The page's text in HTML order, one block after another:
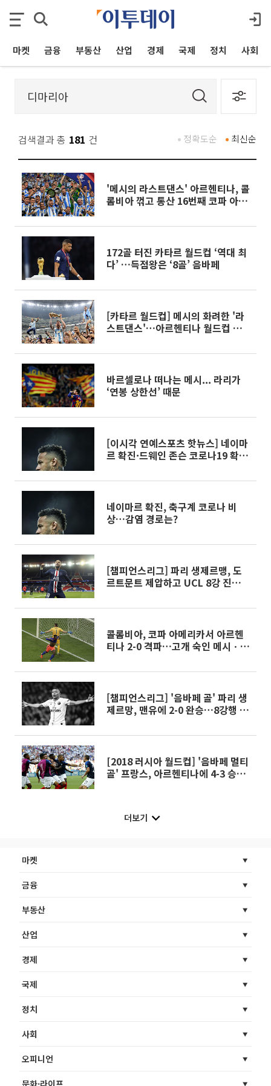
마켓 금융 부동산 산업 경제 국제 정치 사회
검색결과 총 181 건 최신순
정확도순
'메시의 라스트댄스' 아르헨티나, 콜
롬비아 꺾고 통산 16번째 코파 아메
172골 터진 카타르 월드컵 ‘역대 최
다’ …득점왕은 ‘8골’ 음바페
[카타르 월드컵] 메시의 화려한 '라
스트댄스'…아르헨티나 월드컵 우
바르셀로나 떠나는 메시... 라리가
‘연봉 상한선’ 때문
[이시각 연예스포츠 핫뉴스] 네이마
르 확진·드웨인 존슨 코로나19 확진
네이마르 확진, 축구계 코로나 비
상…감염 경로는?
[챔피언스리그] 파리 생제르맹, 도
르트문트 제압하고 UCL 8강 진
콜롬비아, 코파 아메리카서 아르헨
티나 2-0 격파…고개 숙인 메시ㆍ아
[챔피언스리그] '음바페 골' 파리 생
제르망, 맨유에 2-0 완승…8강행 보
[2018 러시아 월드컵] '음바페 멀티
골' 프랑스, 아르헨티나에 4-3 승리
더보기
마켓
금융
부동산
산업
경제
국제
정치
사회
오피니언
문화·라이프